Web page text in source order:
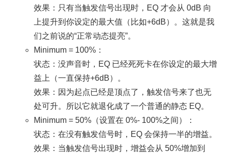
效果：只有当触发信号出现时，EQ 才会从 0dB 向
上提升到你设定的最大值（比如+6dB）。这就是我
们之前说的“正常动态提亮”。
Minimum = 100%：
状态：没声音时，EQ 已经死死卡在你设定的最大增
益上（一直保持+6dB）。
效果：因为起点已经是顶点了，触发信号来了也无
处可升。所以它就退化成了一个普通的静态 EQ。
Minimum = 50%（设置在 0%- 100%之间）：
状态：在没有触发信号时，EQ 会保持一半的增益。
效果：当触发信号出现时，增益会从 50%增加到